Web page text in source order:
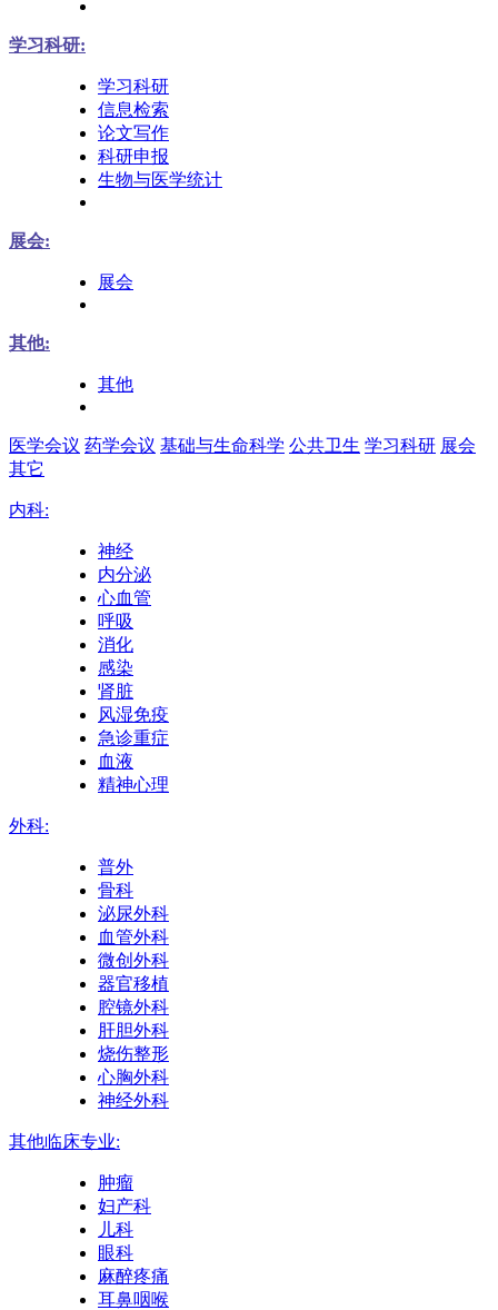
学习科研:
学习科研
信息检索
论文写作
科研申报
生物与医学统计
展会:
展会
其他:
其他
医学会议 药学会议 基础与生命科学 公共卫生 学习科研 展会
其它
内科:
神经
内分泌
心血管
呼吸
消化
感染
肾脏
风湿免疫
急诊重症
血液
精神心理
外科:
普外
骨科
泌尿外科
血管外科
微创外科
器官移植
腔镜外科
肝胆外科
烧伤整形
心胸外科
神经外科
其他临床专业:
肿瘤
妇产科
儿科
眼科
麻醉疼痛
耳鼻咽喉